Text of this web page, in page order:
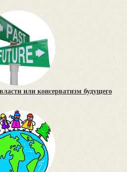
или консерватизм будущего